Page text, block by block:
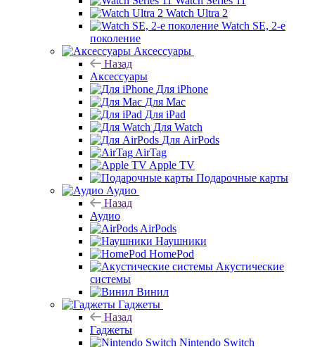
Watch Ultra 2
Watch SE, 2-е
поколение
Аксессуары
Назад
Аксессуары
Для iPhone
Для Mac
Для iPad
Для Watch
Для AirPods
AirTag
Apple TV
Подарочные карты
Аудио
Назад
Аудио
AirPods
Наушники
HomePod
Акустические
системы
Винил
Гаджеты
Назад
Гаджеты
Nintendo Switch